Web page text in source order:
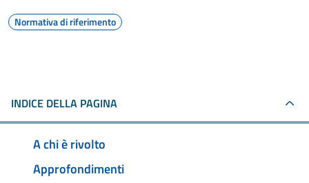
Normativa di riferimento
INDICE DELLA PAGINA
A chi è rivolto
Approfondimenti